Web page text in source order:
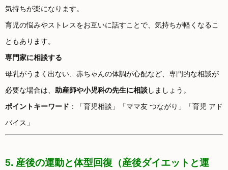
気持ちが楽になります。
育児の悩みやストレスをお互いに話すことで、気持ちが軽くなるこ
ともあります。
専門家に相談する
母乳がうまく出ない、赤ちゃんの体調が心配など、専門的な相談が
必要な場合は、 助産師や小児科の先生に相談しましょう。
ポイントキーワード ：「育児相談」「ママ友 つながり」「育児 アド
バイス」
5. 産後の運動と体型回復（産後ダイエットと運